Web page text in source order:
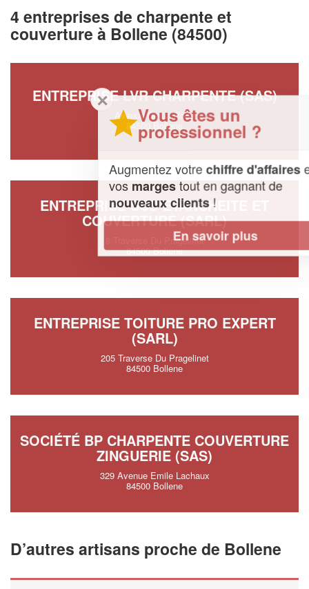
4 entreprises de charpente et
couverture à Bollene (84500)
ENTREPRISE LVR CHARPENTE (SAS)
Avenue De La Rode
84500 Bollene
ENTREPRISE SUD ETANCHEITE ET
COUVERTURE (SARL)
8 Traverse Du Pragelinet
84500 Bollene
ENTREPRISE TOITURE PRO EXPERT
(SARL)
205 Traverse Du Pragelinet
84500 Bollene
SOCIÉTÉ BP CHARPENTE COUVERTURE
ZINGUERIE (SAS)
329 Avenue Emile Lachaux
84500 Bollene
D’autres artisans proche de Bollene
✕
Vous êtes un
professionnel ?
Augmentez votrechiffre d'affaireset
vos margestout en gagnant de
nouveaux clients!
En savoir plus